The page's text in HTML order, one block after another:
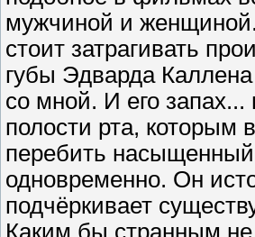
мужчиной и
стоит затрагивать
губы Эдварда
со мной. И его
полости рта, которым
перебить
одновременно. Он
подчёркивает